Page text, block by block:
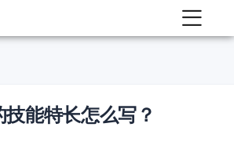
能特长怎么写？